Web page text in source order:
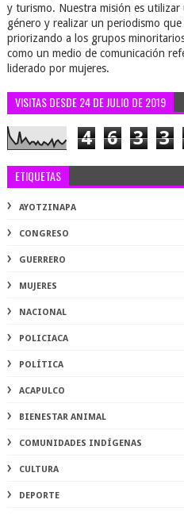
y turismo. Nuestra misión es
género y realizar un periodismo
priorizando a los grupos
como un medio de comunicación
liderado por mujeres.
VISITAS DESDE 24 DE JULIO DE 2019
4 6 3 3
ETIQUETAS
AYOTZINAPA
CONGRESO
GUERRERO
MUJERES
NACIONAL
POLICIACA
POLÍTICA
ACAPULCO
BIENESTAR ANIMAL
COMUNIDADES INDÍGENAS
CULTURA
DEPORTE